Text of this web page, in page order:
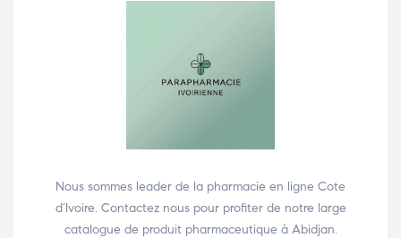
Nous sommes leader de la pharmacie en ligne Cote
d’Ivoire. Contactez nous pour profiter de notre large
catalogue de produit pharmaceutique à Abidjan.